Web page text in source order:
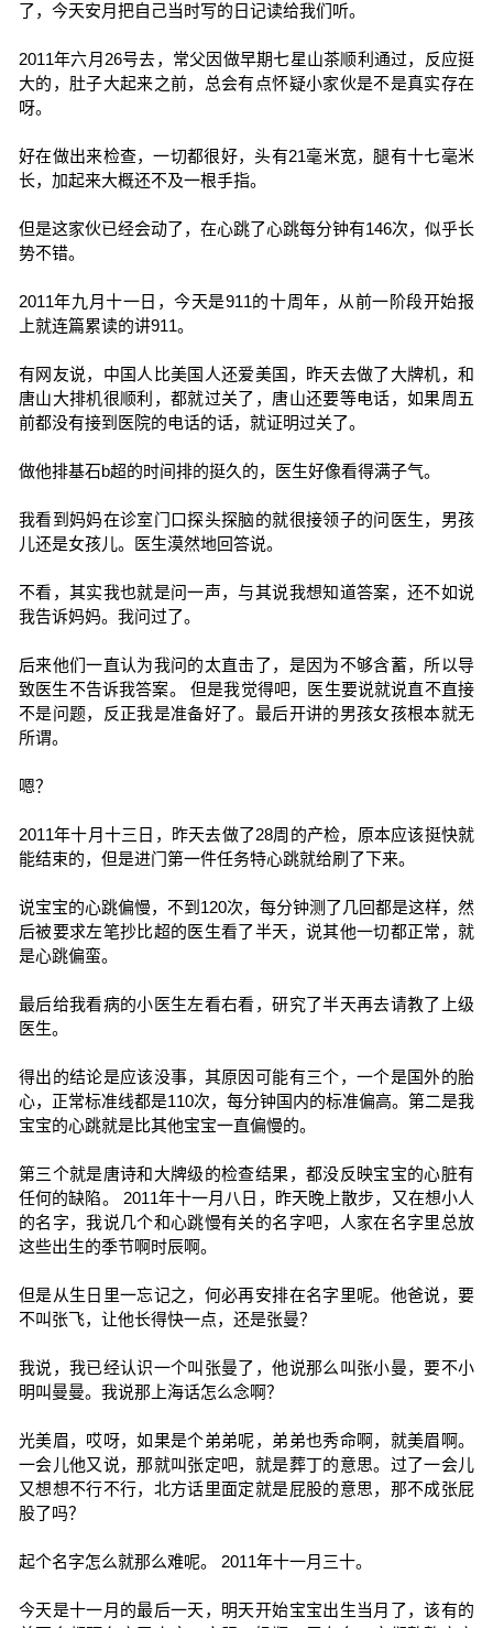
了，今天安月把自己当时写的日记读给我们听。
2011年六月26号去，常父因做早期七星山茶顺利通过，反应挺
大的，肚子大起来之前，总会有点怀疑小家伙是不是真实存在
呀。
好在做出来检查，一切都很好，头有21毫米宽，腿有十七毫米
长，加起来大概还不及一根手指。
但是这家伙已经会动了，在心跳了心跳每分钟有146次，似乎长
势不错。
2011年九月十一日，今天是911的十周年，从前一阶段开始报
上就连篇累读的讲911。
有网友说，中国人比美国人还爱美国，昨天去做了大牌机，和
唐山大排机很顺利，都就过关了，唐山还要等电话，如果周五
前都没有接到医院的电话的话，就证明过关了。
做他排基石b超的时间排的挺久的，医生好像看得满子气。
我看到妈妈在诊室门口探头探脑的就很接领子的问医生，男孩
儿还是女孩儿。医生漠然地回答说。
不看，其实我也就是问一声，与其说我想知道答案，还不如说
我告诉妈妈。我问过了。
后来他们一直认为我问的太直击了，是因为不够含蓄，所以导
致医生不告诉我答案。 但是我觉得吧，医生要说就说直不直接
不是问题，反正我是准备好了。最后开讲的男孩女孩根本就无
所谓。
嗯？
2011年十月十三日，昨天去做了28周的产检，原本应该挺快就
能结束的，但是进门第一件任务特心跳就给刷了下来。
说宝宝的心跳偏慢，不到120次，每分钟测了几回都是这样，然
后被要求左笔抄比超的医生看了半天，说其他一切都正常，就
是心跳偏蛮。
最后给我看病的小医生左看右看，研究了半天再去请教了上级
医生。
得出的结论是应该没事，其原因可能有三个，一个是国外的胎
心，正常标准线都是110次，每分钟国内的标准偏高。第二是我
宝宝的心跳就是比其他宝宝一直偏慢的。
第三个就是唐诗和大牌级的检查结果，都没反映宝宝的心脏有
任何的缺陷。 2011年十一月八日，昨天晚上散步，又在想小人
的名字，我说几个和心跳慢有关的名字吧，人家在名字里总放
这些出生的季节啊时辰啊。
但是从生日里一忘记之，何必再安排在名字里呢。他爸说，要
不叫张飞，让他长得快一点，还是张曼？
我说，我已经认识一个叫张曼了，他说那么叫张小曼，要不小
明叫曼曼。我说那上海话怎么念啊？
光美眉，哎呀，如果是个弟弟呢，弟弟也秀命啊，就美眉啊。
一会儿他又说，那就叫张定吧，就是葬丁的意思。过了一会儿
又想想不行不行，北方话里面定就是屁股的意思，那不成张屁
股了吗？
起个名字怎么就那么难呢。 2011年十一月三十。
今天是十一月的最后一天，明天开始宝宝出生当月了，该有的